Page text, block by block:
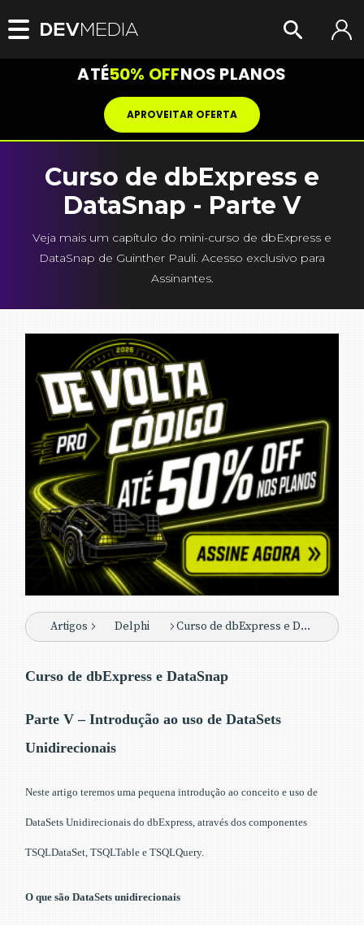
ATÉ50% OFFNOS PLANOS
APROVEITAR OFERTA
Curso de dbExpress e
DataSnap - Parte V
Veja mais um capítulo do mini-curso de dbExpress e
DataSnap de Guinther Pauli. Acesso exclusivo para
Assinantes.
Artigos Delphi Curso de dbExpress e DataSnap - Parte V
Curso de dbExpress e DataSnap
Parte V – Introdução ao uso de DataSets
Unidirecionais
Neste artigo teremos uma pequena introdução ao conceito e uso de
DataSets Unidirecionais do dbExpress, através dos componentes
TSQLDataSet, TSQLTable e TSQLQuery.
O que são DataSets unidirecionais